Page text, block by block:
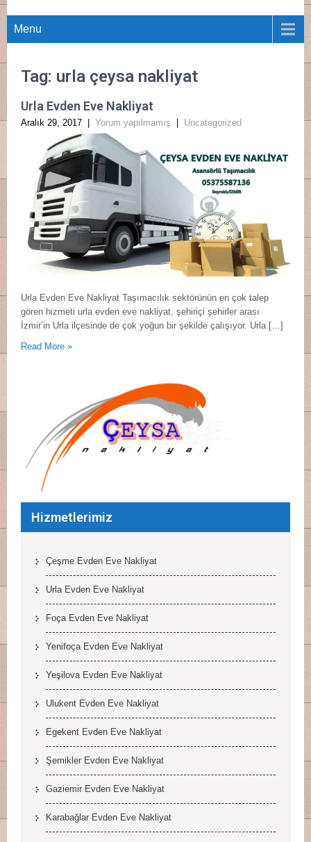
Menu
Tag: urla çeysa nakliyat
Urla Evden Eve Nakliyat
Aralık 29, 2017 Yorum yapılmamış Uncategorized
Urla Evden Eve Nakliyat Taşımacılık sektörünün en çok talep
gören hizmeti urla evden eve nakliyat, şehiriçi şehirler arası
İzmir’in Urla ilçesinde de çok yoğun bir şekilde çalışıyor. Urla […]
Read More »
Hizmetlerimiz
Çeşme Evden Eve Nakliyat
Urla Evden Eve Nakliyat
Foça Evden Eve Nakliyat
Yenifoça Evden Eve Nakliyat
Yeşilova Evden Eve Nakliyat
Ulukent Evden Eve Nakliyat
Egekent Evden Eve Nakliyat
Şemikler Evden Eve Nakliyat
Gaziemir Evden Eve Nakliyat
Karabağlar Evden Eve Nakliyat